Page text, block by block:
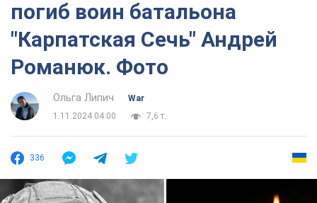
погиб воин батальона
"Карпатская Сечь" Андрей
Романюк. Фото
Ольга Липич
War
1.11.2024 04:00
7,6 т.
336